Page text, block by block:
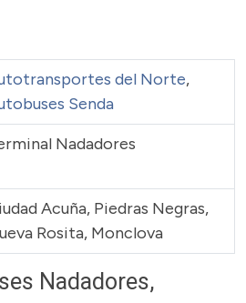
del Norte,
Senda
Nadadores
Acuña, Piedras Negras,
Rosita, Monclova
Nadadores,